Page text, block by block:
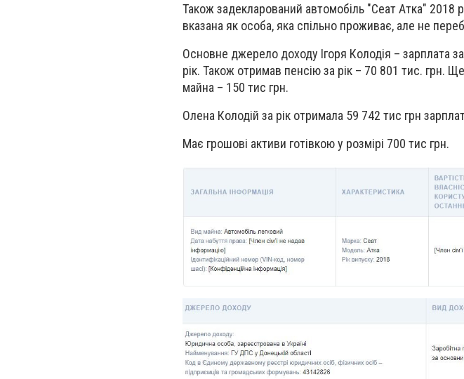
Також задекларований автомобіль "Сеат Атка" 2018
вказана як особа, яка спільно проживає, але не
Основне джерело доходу Ігоря Колодія – зарплата
рік. Також отримав пенсію за рік – 70 801 тис. грн.
майна – 150 тис грн.
Олена Колодій за рік отримала 59 742 тис грн
Має грошові активи готівкою у розмірі 700 тис грн.